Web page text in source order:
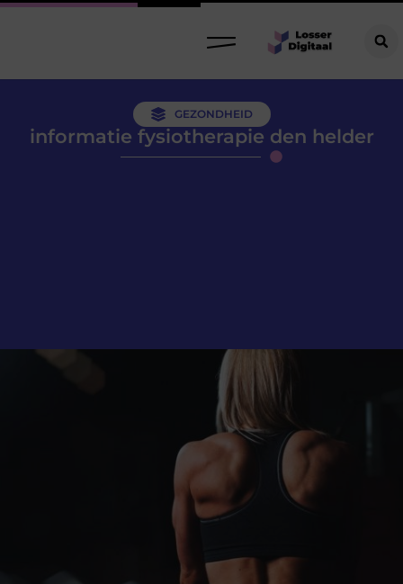
GEZONDHEID
informatie fysiotherapie den helder